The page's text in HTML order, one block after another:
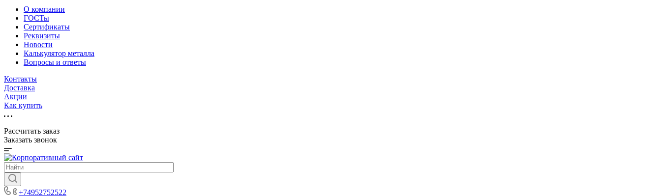
О компании
ГОСТы
Сертификаты
Реквизиты
Новости
Калькулятор металла
Вопросы и ответы
Контакты
Доставка
Акции
Как купить
Рассчитать заказ
Заказать звонок
+74952752522